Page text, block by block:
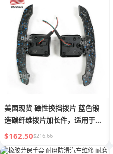
美国现货 磁性换挡拨片 蓝色锻
造碳纤维拨片加长件，适用于奥
迪 C8 Rs6 Rs7 A6 A7 S6 S7
$162.50$216.66